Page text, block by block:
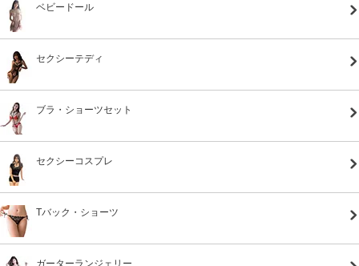
ベビードール
セクシーテディ
ブラ・ショーツセット
セクシーコスプレ
Tバック・ショーツ
ガーターランジェリー